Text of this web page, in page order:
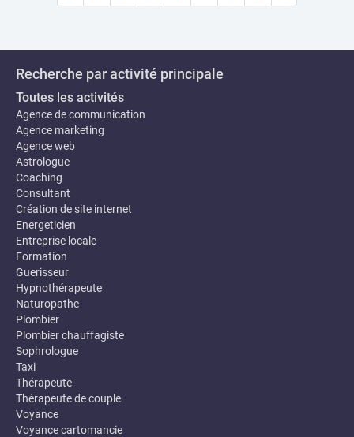
Recherche par activité principale
Toutes les activités
Agence de communication
Agence marketing
Agence web
Astrologue
Coaching
Consultant
Création de site internet
Energeticien
Entreprise locale
Formation
Guerisseur
Hypnothérapeute
Naturopathe
Plombier
Plombier chauffagiste
Sophrologue
Taxi
Thérapeute
Thérapeute de couple
Voyance
Voyance cartomancie